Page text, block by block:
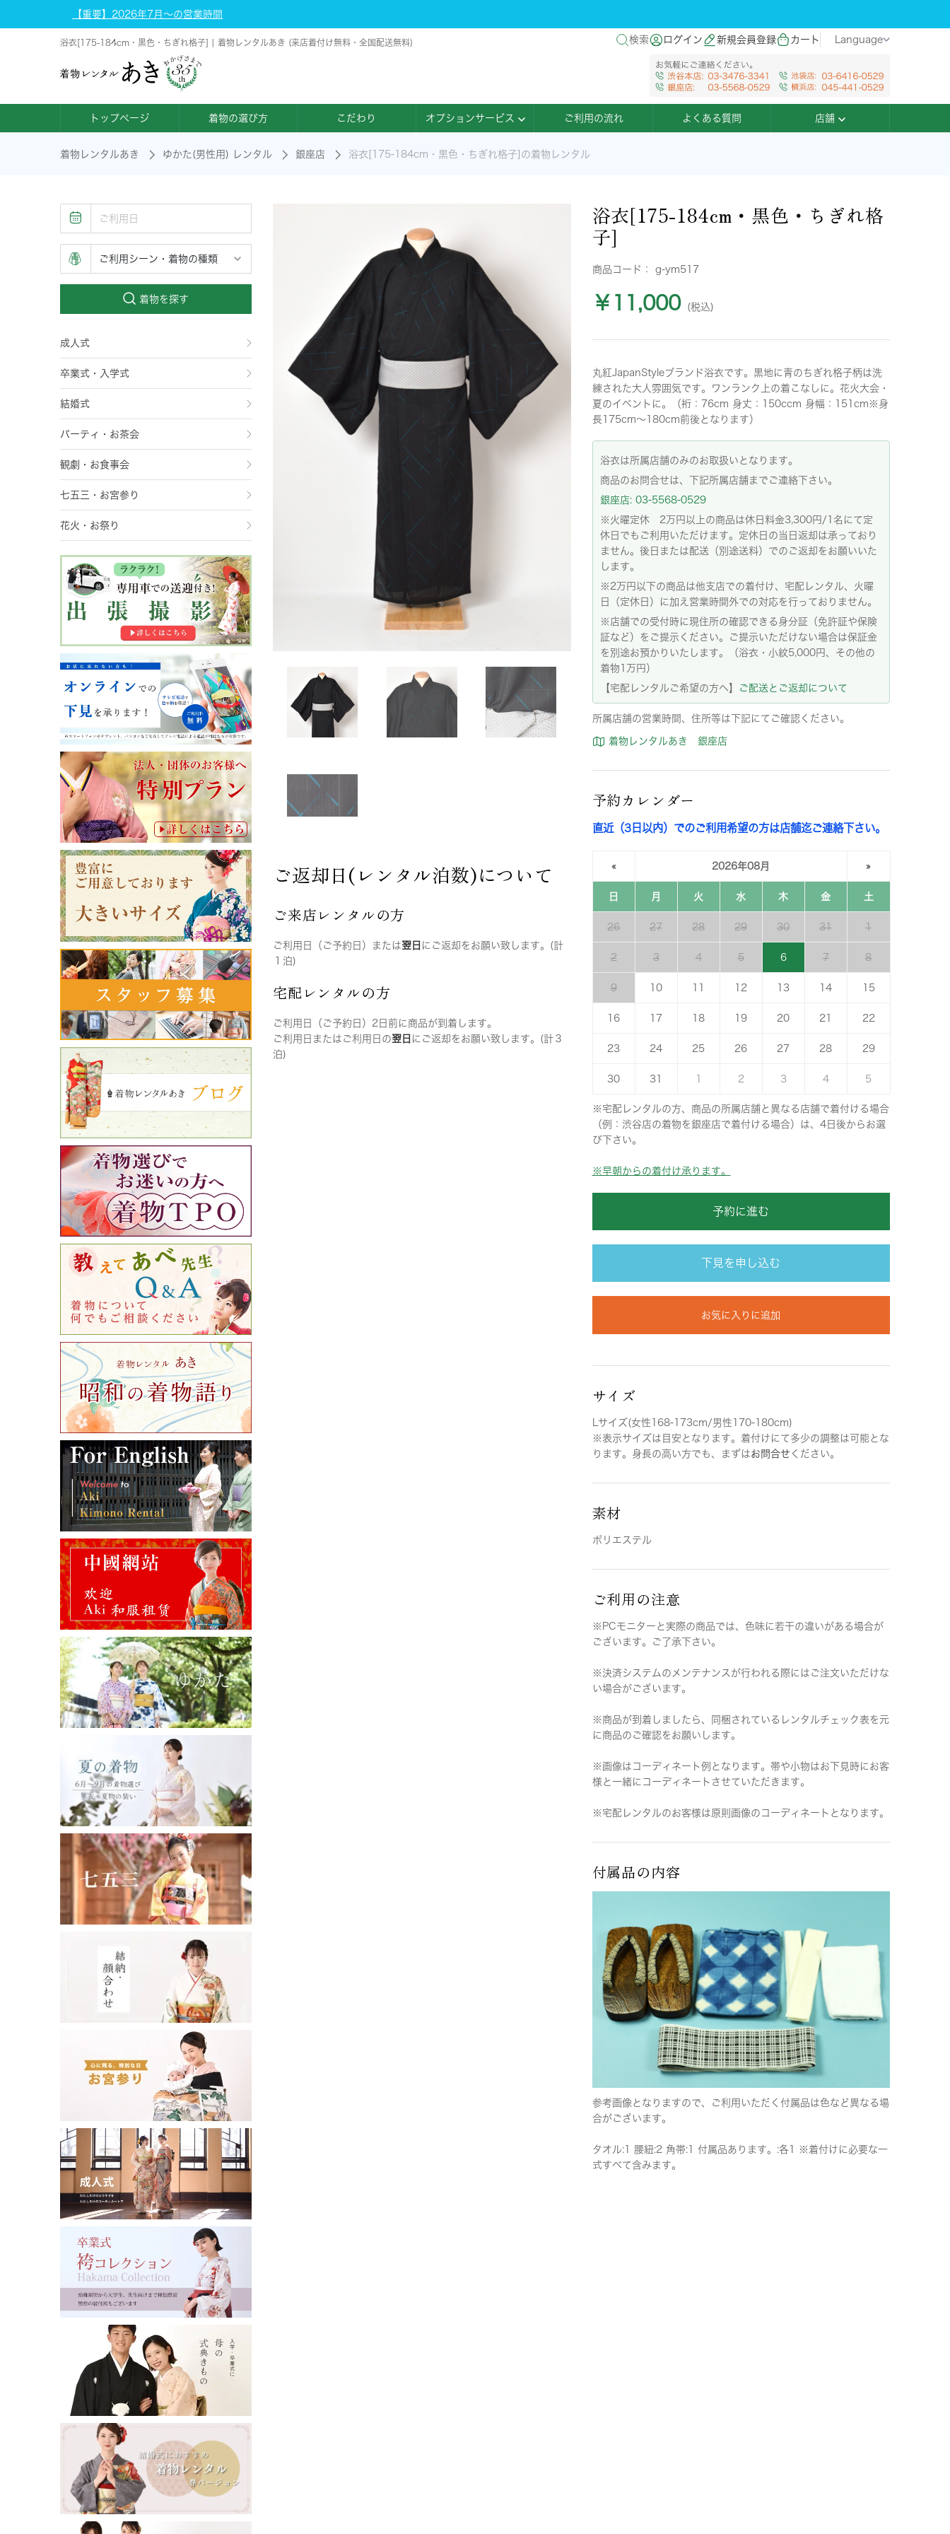
【重要】2026年7月～の営業時間
浴衣[175-184cm・黒色・ちぎれ格子] | 着物レンタルあき (来店着付け無料・全国配送無料) 検索 ログイン 新規会員登録 カート Language
トップページ 着物の選び方 こだわり オプションサービス ご利用の流れ よくある質問 店舗
着物レンタルあき ゆかた(男性用) レンタル 銀座店 浴衣[175-184cm・黒色・ちぎれ格子]の着物レンタル
着物を探す
成人式
卒業式・入学式
結婚式
パーティ・お茶会
観劇・お食事会
七五三・お宮参り
花火・お祭り
ご返却日(レンタル泊数)について
ご来店レンタルの方
ご利用日（ご予約日）または翌日 にご返却をお願い致します。(計
１泊)
宅配レンタルの方
ご利用日（ご予約日）2日前に商品が到着します。
ご利用日またはご利用日の翌日 にご返却をお願い致します。(計３
泊)
浴衣[175-184cm・黒色・ちぎれ格
子]
商品コード： g-ym517
￥11,000 (税込)
丸紅JapanStyleブランド浴衣です。黒地に青のちぎれ格子柄は洗
練された大人雰囲気です。ワンランク上の着こなしに。花火大会・
夏のイベントに。（裄：76cm 身丈：150ccm 身幅：151cm※身
長175cm～180cm前後となります）
浴衣は所属店舗のみのお取扱いとなります。
商品のお問合せは、下記所属店舗までご連絡下さい。
銀座店: 03-5568-0529
※火曜定休 2万円以上の商品は休日料金3,300円/1名にて定
休日でもご利用いただけます。定休日の当日返却は承っており
ません。後日または配送（別途送料）でのご返却をお願いいた
します。
※2万円以下の商品は他支店での着付け、宅配レンタル、火曜
日（定休日）に加え営業時間外での対応を行っておりません。
※店舗での受付時に現住所の確認できる身分証（免許証や保険
証など）をご提示ください。ご提示いただけない場合は保証金
を別途お預かりいたします。（浴衣・小紋5,000円、その他の
着物1万円）
【宅配レンタルご希望の方へ】
ご配送とご返却について
所属店舗の営業時間、住所等は下記にてご確認ください。
着物レンタルあき 銀座店
予約カレンダー
直近（3日以内）でのご利用希望の方は店舗迄ご連絡下さい。
« 2026年08月 »
日 月 火 水 木 金 土
26 27 28 29 30 31 1
2 3 4 5 6 7 8
9 10 12 13 14 15
16 17 18 19 20 21 22
23 24 25 26 27 28 29
30 31 2 3 4 5
※宅配レンタルの方、商品の所属店舗と異なる店舗で着付ける場合
（例：渋谷店の着物を銀座店で着付ける場合）は、4日後からお選
び下さい。
※早朝からの着付け承ります。
予約に進む
下見を申し込む
お気に入りに追加
サイズ
Lサイズ(女性168-173cm/男性170-180cm)
※表示サイズは目安となります。着付けにて多少の調整は可能とな
ります。身長の高い方でも、まずはお問合せ ください。
素材
ポリエステル
ご利用の注意
※PCモニターと実際の商品では、色味に若干の違いがある場合が
ございます。ご了承下さい。
※決済システムのメンテナンスが行われる際にはご注文いただけな
い場合がございます。
※商品が到着しましたら、同梱されているレンタルチェック表を元
に商品のご確認をお願いします。
※画像はコーディネート例となります。帯や小物はお下見時にお客
様と一緒にコーディネートさせていただきます。
※宅配レンタルのお客様は原則画像のコーディネートとなります。
付属品の内容
参考画像となりますので、ご利用いただく付属品は色など異なる場
合がございます。
タオル:1 腰紐:2 角帯:1 付属品あります。:各1 ※着付けに必要な一
式すべて含みます。